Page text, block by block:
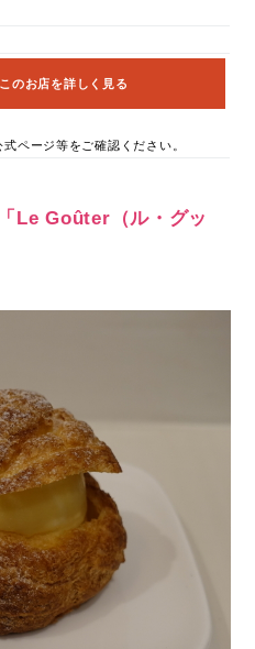
このお店を詳しく見る
ページ等をご確認ください。
Le Goûter（ル・グッ